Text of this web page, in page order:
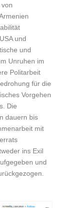
und
und
Unruhen im
Politarbeit
für die
Vorgehen
Die
dauern bis
mit
ins Exil
und